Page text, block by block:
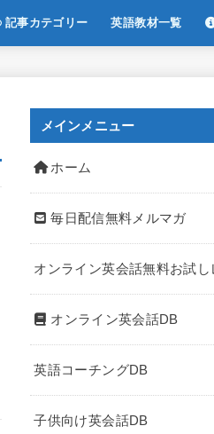
記事カテゴリー 英語教材一覧
メインメニュー
ホーム
毎日配信無料メルマガ
オンライン英会話無料お試し
オンライン英会話DB
英語コーチングDB
子供向け英会話DB